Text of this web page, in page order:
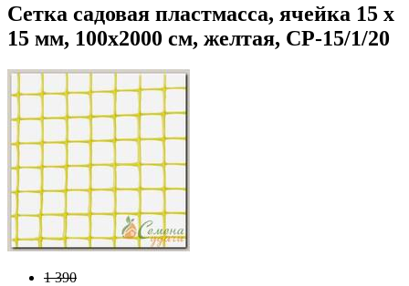
Сетка садовая пластмасса, ячейка 15 х
15 мм, 100х2000 см, желтая, СР-15/1/20
1 390